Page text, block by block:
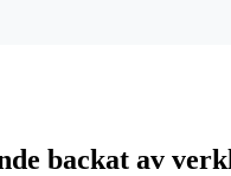
backat av